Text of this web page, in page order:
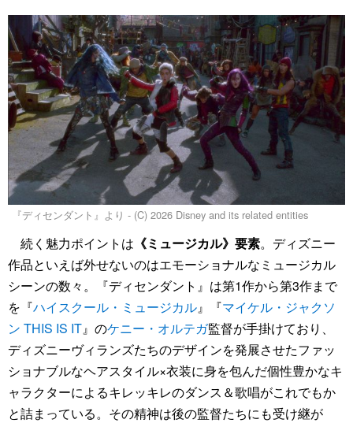
『ディセンダント』より - (C) 2026 Disney and its related entities
続く魅力ポイントは 《ミュージカル》要素。ディズニー
作品といえば外せないのはエモーショナルなミュージカル
シーンの数々。『ディセンダント』は第1作から第3作まで
を『ハイスクール・ミュージカル』『マイケル・ジャクソ
ン THIS IS IT』のケニー・オルテガ監督が手掛けており、
ディズニーヴィランズたちのデザインを発展させたファッ
ショナブルなヘアスタイル×衣装に身を包んだ個性豊かなキ
ャラクターによるキレッキレのダンス＆歌唱がこれでもか
と詰まっている。その精神は後の監督たちにも受け継が